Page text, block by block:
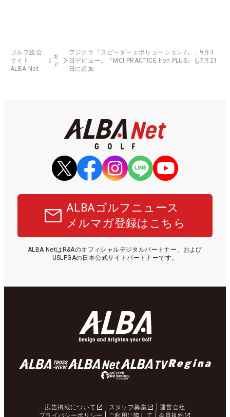
ゴルフ総合
サイト
ALBA Net
ギ
ア
フジクラ『スピーダーエボリューション7』、9月3
日デビュー。『MCI PRACTICE Iron PLUS』も7月21
日に追加
ALBAゴルフニュース
メルマガ登録はこちら
ALBA NetはR&Aのオフィシャルデジタルパートナー、および
USLPGAの日本公式サイトパートナーです。
広告掲載について スタッフ募集
運営会社
プライバシーポリシー
ご利用に際して 会員規約